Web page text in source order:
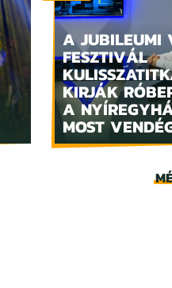
A JUBILEUMI
FESZTIVÁL
KIRJÁK
A
MOST